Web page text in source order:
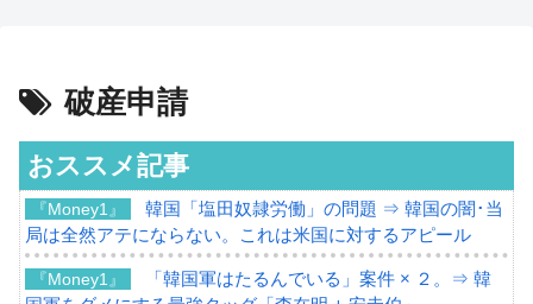
破産申請
おススメ記事
『Money1』
韓国「塩田奴隷労働」の問題 ⇒ 韓国の闇･当
局は全然アテにならない。これは米国に対するアピール
『Money1』
「韓国軍はたるんでいる」案件 × ２。⇒ 韓